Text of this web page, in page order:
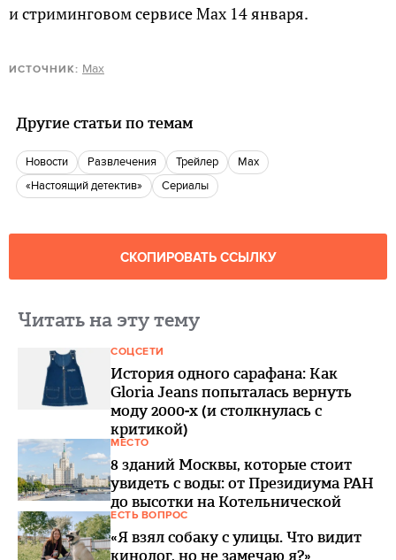
и стриминговом сервисе Max 14 января.
ИСТОЧНИК: Max
Другие статьи по темам
новости Развлечения Трейлер
Max
«Настоящий детектив»
сериалы
СКОПИРОВАТЬ ССЫЛКУ
Читать на эту тему
СОЦСЕТИ
История одного сарафана: Как
Gloria Jeans попыталась вернуть
моду 2000-х (и столкнулась с
критикой)
МЕСТО
8 зданий Москвы, которые стоит
увидеть с воды: от Президиума РАН
до высотки на Котельнической
ЕСТЬ ВОПРОС
«Я взял собаку с улицы. Что видит
кинолог, но не замечаю я?»